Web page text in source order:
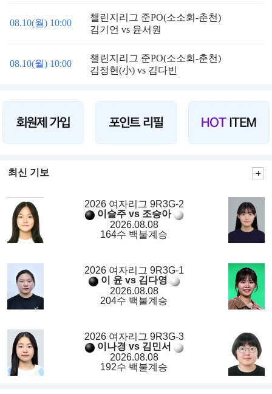
08.10(월) 10:00
챌린지리그 준PO(소소회-춘천)
김기언 vs 윤서원
08.10(월) 10:00
챌린지리그 준PO(소소회-춘천)
김정현(小) vs 김다빈
최신 기보
2026 여자리그 9R3G-2
이슬주 vs 조승아
2026.08.08
164수 백불계승
2026 여자리그 9R3G-1
이 윤 vs 김다영
2026.08.08
204수 백불계승
2026 여자리그 9R3G-3
이나경 vs 김민서
2026.08.08
192수 백불계승